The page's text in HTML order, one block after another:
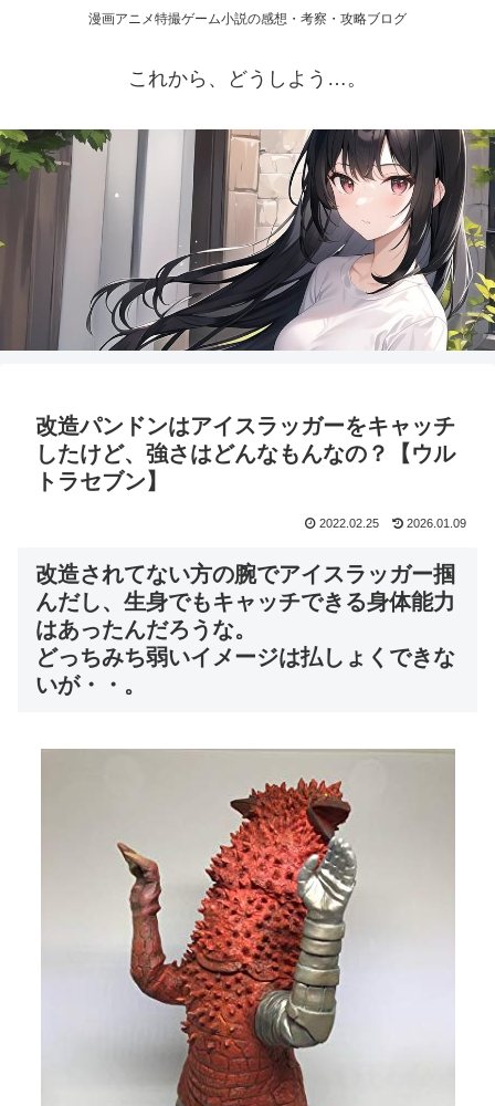
漫画アニメ特撮ゲーム小説の感想・考察・攻略ブログ
これから、どうしよう…。
改造パンドンはアイスラッガーをキャッチ
したけど、強さはどんなもんなの？【ウル
トラセブン】
2022.02.25 2026.01.09
改造されてない方の腕でアイスラッガー掴
んだし、生身でもキャッチできる身体能力
はあったんだろうな。
どっちみち弱いイメージは払しょくできな
いが・・。